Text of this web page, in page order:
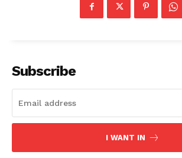
Subscribe
I WANT IN